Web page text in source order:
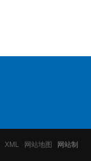
XML 网站地图 网站制